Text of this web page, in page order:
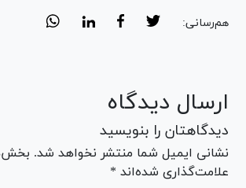
هم‌رسانی:
ارسال دیدگاه
دیدگاهتان را بنویسید
نشانی ایمیل شما منتشر نخواهد شد.
علامت‌گذاری شده‌اند *